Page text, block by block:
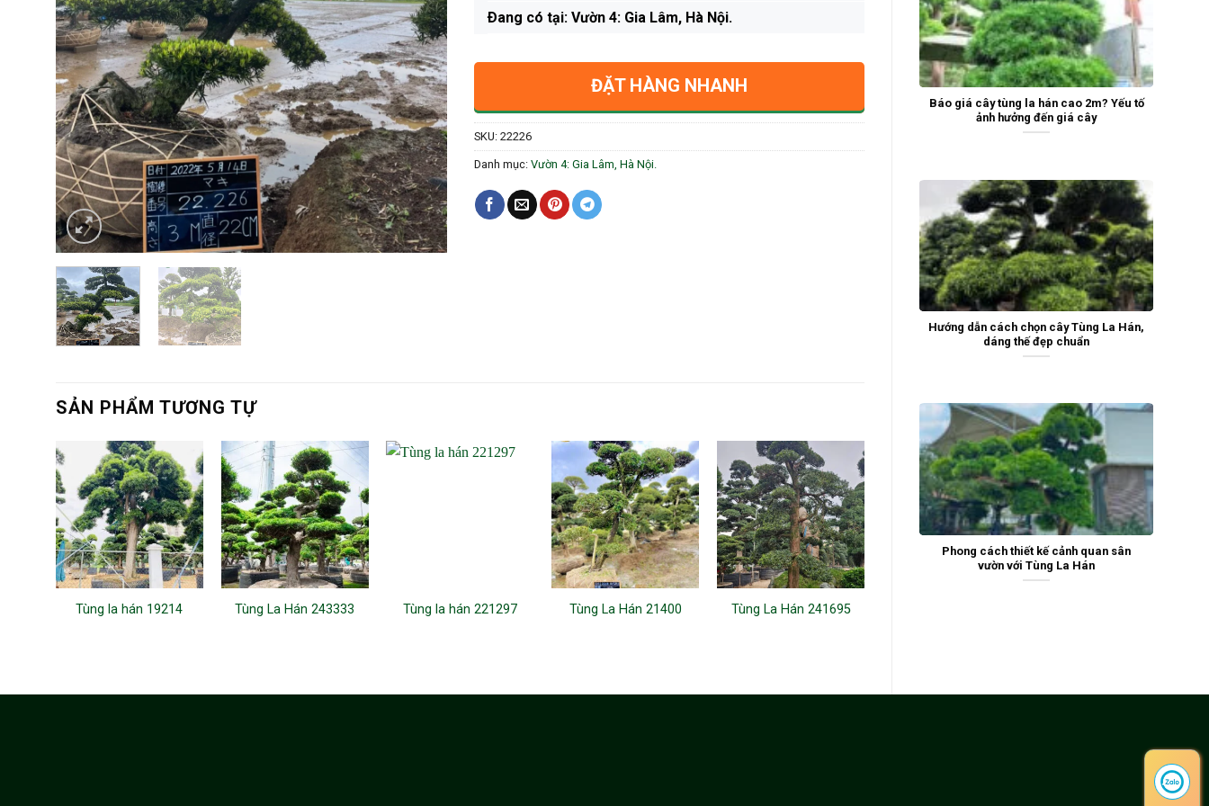
Báo giá cây tùng la hán cao 2m? Yếu tố
ảnh hưởng đến giá cây
Hướng dẫn cách chọn cây Tùng La Hán,
dáng thế đẹp chuẩn
Phong cách thiết kế cảnh quan sân
vườn với Tùng La Hán
Ðang có tại: Vườn 4: Gia Lâm, Hà Nội.
ĐẶT HÀNG NHANH
SKU: 22226
Danh mục: Vườn 4: Gia Lâm, Hà Nội.
SẢN PHẨM TƯƠNG TỰ
Tùng la hán 19214 Tùng La Hán 243333 Tùng la hán 221297 Tùng La Hán 21400 Tùng La Hán 241695